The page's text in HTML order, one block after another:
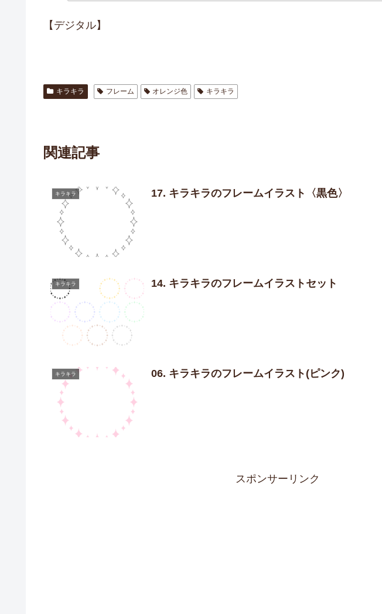
【デジタル】
キラキラ フレーム オレンジ色 キラキラ
関連記事
キラキラ 17. キラキラのフレームイラスト〈黒色〉
キラキラ 14. キラキラのフレームイラストセット
キラキラ 06. キラキラのフレームイラスト(ピンク)
スポンサーリンク